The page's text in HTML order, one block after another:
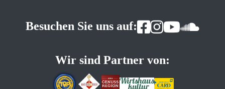
Besuchen Sie uns auf:
Wir sind Partner von: